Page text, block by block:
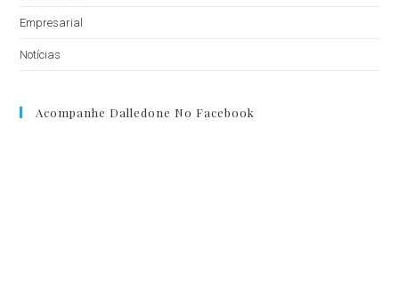
Empresarial
Notícias
Acompanhe Dalledone No Facebook